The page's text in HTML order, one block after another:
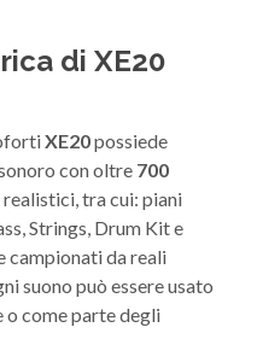
di XE20
XE20possiede
con oltre 700
tra cui: piani
Strings, Drum Kit e
da reali
suono può essere usato
o come parte degli